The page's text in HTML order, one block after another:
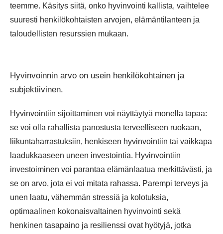
teemme. Käsitys siitä, onko hyvinvointi kallista, vaihtelee
suuresti henkilökohtaisten arvojen, elämäntilanteen ja
taloudellisten resurssien mukaan.
Hyvinvoinnin arvo on usein henkilökohtainen ja
subjektiivinen.
Hyvinvointiin sijoittaminen voi näyttäytyä monella tapaa:
se voi olla rahallista panostusta terveelliseen ruokaan,
liikuntaharrastuksiin, henkiseen hyvinvointiin tai vaikkapa
laadukkaaseen uneen investointia. Hyvinvointiin
investoiminen voi parantaa elämänlaatua merkittävästi, ja
se on arvo, jota ei voi mitata rahassa. Parempi terveys ja
unen laatu, vähemmän stressiä ja kolotuksia,
optimaalinen kokonaisvaltainen hyvinvointi sekä
henkinen tasapaino ja resilienssi ovat hyötyjä, jotka